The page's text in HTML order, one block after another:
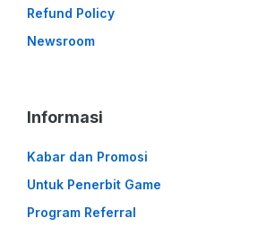
Refund Policy
Newsroom
Informasi
Kabar dan Promosi
Untuk Penerbit Game
Program Referral